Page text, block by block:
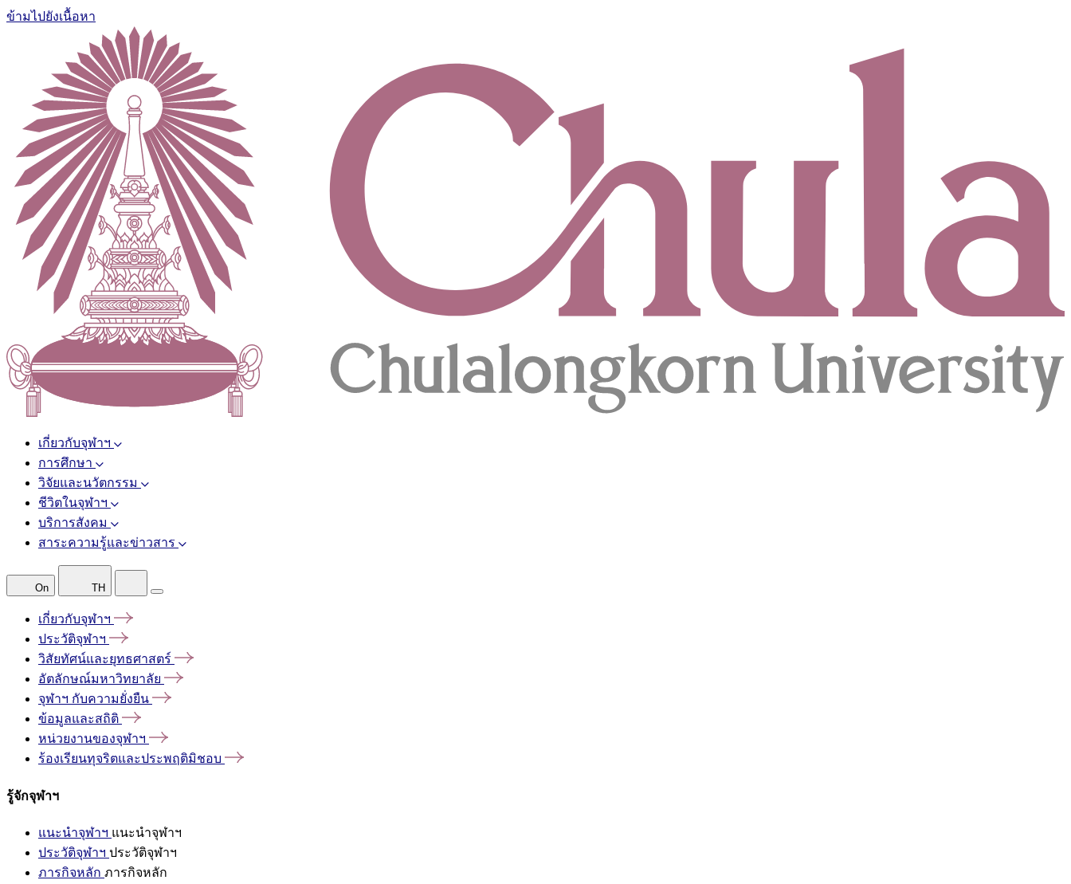
ข้ามไปยังเนื้อหา
เกี่ยวกับจุฬาฯ
การศึกษา
วิจัยและนวัตกรรม
ชีวิตในจุฬาฯ
บริการสังคม
สาระความรู้และข่าวสาร
On TH
เกี่ยวกับจุฬาฯ
ประวัติจุฬาฯ
วิสัยทัศน์และยุทธศาสตร์
อัตลักษณ์มหาวิทยาลัย
จุฬาฯ กับความยั่งยืน
ข้อมูลและสถิติ
หน่วยงานของจุฬาฯ
ร้องเรียนทุจริตและประพฤติมิชอบ
รู้จักจุฬาฯ
แนะนำจุฬาฯ แนะนำจุฬาฯ
ประวัติจุฬาฯ ประวัติจุฬาฯ
ภารกิจหลัก ภารกิจหลัก